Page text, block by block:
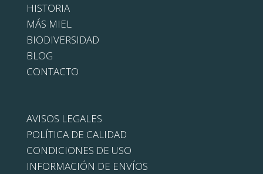
HISTORIA
MÁS MIEL
BIODIVERSIDAD
BLOG
CONTACTO
AVISOS LEGALES
POLÍTICA DE CALIDAD
CONDICIONES DE USO
INFORMACIÓN DE ENVÍOS